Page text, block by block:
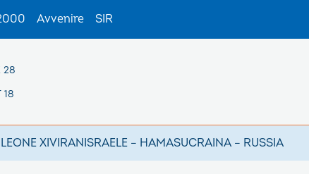
Avvenire SIR
28
18
XIVIRANISRAELE – HAMASUCRAINA – RUSSIA